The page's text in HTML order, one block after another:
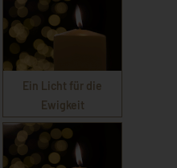
Ein Licht für die
Ewigkeit